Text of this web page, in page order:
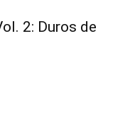
2: Duros de